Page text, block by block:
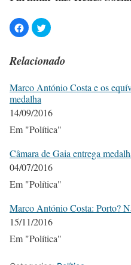
Relacionado
Marco António Costa e os
medalha
14/09/2016
Em "Política"
Câmara de Gaia entrega
04/07/2016
Em "Política"
Marco António Costa: Porto?
15/11/2016
Em "Política"